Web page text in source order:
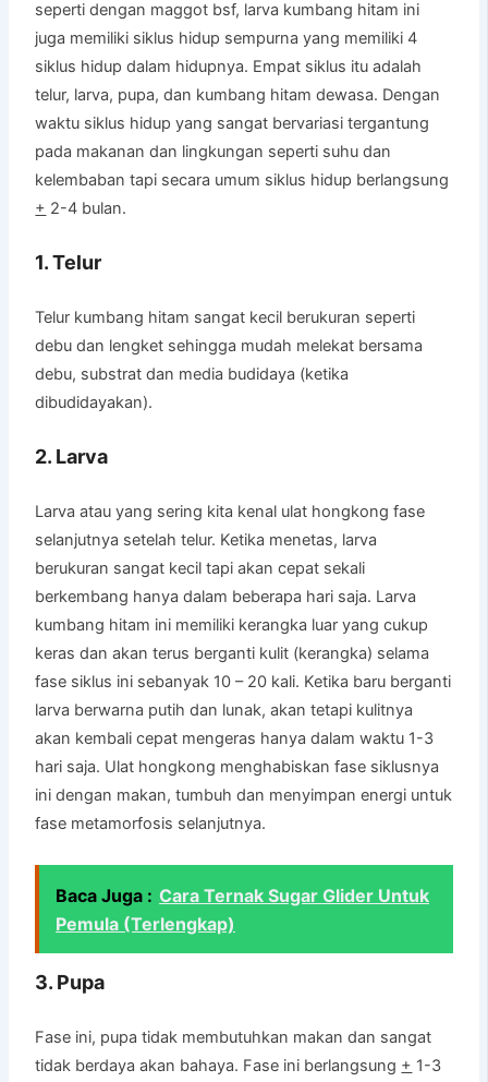
seperti dengan maggot bsf, larva kumbang hitam ini
juga memiliki siklus hidup sempurna yang memiliki 4
siklus hidup dalam hidupnya. Empat siklus itu adalah
telur, larva, pupa, dan kumbang hitam dewasa. Dengan
waktu siklus hidup yang sangat bervariasi tergantung
pada makanan dan lingkungan seperti suhu dan
kelembaban tapi secara umum siklus hidup berlangsung
+ 2-4 bulan.
1. Telur
Telur kumbang hitam sangat kecil berukuran seperti
debu dan lengket sehingga mudah melekat bersama
debu, substrat dan media budidaya (ketika
dibudidayakan).
2. Larva
Larva atau yang sering kita kenal ulat hongkong fase
selanjutnya setelah telur. Ketika menetas, larva
berukuran sangat kecil tapi akan cepat sekali
berkembang hanya dalam beberapa hari saja. Larva
kumbang hitam ini memiliki kerangka luar yang cukup
keras dan akan terus berganti kulit (kerangka) selama
fase siklus ini sebanyak 10 – 20 kali. Ketika baru berganti
larva berwarna putih dan lunak, akan tetapi kulitnya
akan kembali cepat mengeras hanya dalam waktu 1-3
hari saja. Ulat hongkong menghabiskan fase siklusnya
ini dengan makan, tumbuh dan menyimpan energi untuk
fase metamorfosis selanjutnya.
Baca Juga : Cara Ternak Sugar Glider Untuk
Pemula (Terlengkap)
3. Pupa
Fase ini, pupa tidak membutuhkan makan dan sangat
tidak berdaya akan bahaya. Fase ini berlangsung + 1-3